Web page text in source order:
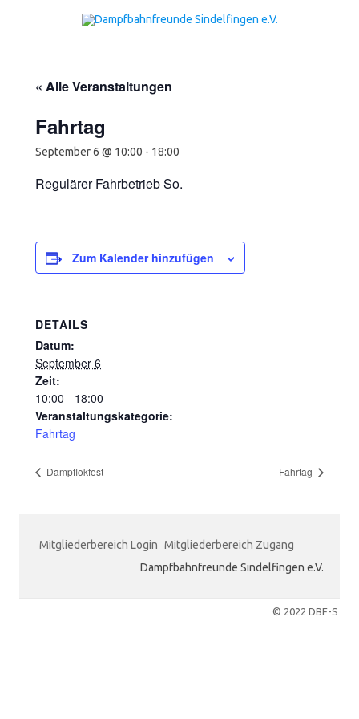
« Alle Veranstaltungen
Fahrtag
September 6 @ 10:00 - 18:00
Regulärer Fahrbetrieb So.
Zum Kalender hinzufügen
DETAILS
Datum:
September 6
Zeit:
10:00 - 18:00
Veranstaltungskategorie:
Fahrtag
Dampflokfest Fahrtag
Mitgliederbereich Login Mitgliederbereich Zugang
Dampfbahnfreunde Sindelfingen e.V.
© 2022 DBF-S